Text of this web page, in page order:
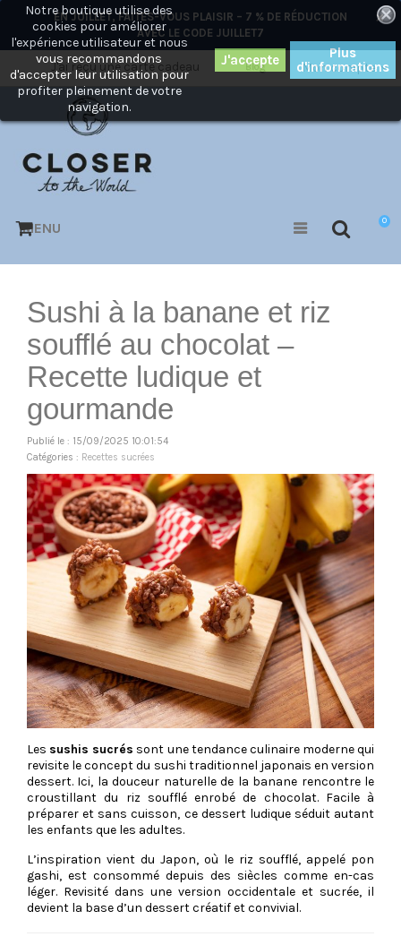
EN JUILLET, FAITES-VOUS PLAISIR – 7 % DE RÉDUCTION
AVEC LE CODE JUILLET7
×
Mon compte
Blog
J'ai reçu une carte cadeau
0
MENU
Notre boutique utilise des
cookies pour améliorer
l'expérience utilisateur et nous
vous recommandons
d'accepter leur utilisation pour
profiter pleinement de votre
navigation.
Plus
d'informations
Sushi à la banane et riz
soufflé au chocolat –
Recette ludique et
gourmande
Publié le : 15/09/2025 10:01:54
Catégories : Recettes sucrées
Les sushis sucrés sont une tendance culinaire moderne qui
revisite le concept du sushi traditionnel japonais en version
dessert. Ici, la douceur naturelle de la banane rencontre le
croustillant du riz soufflé enrobé de chocolat. Facile à
préparer et sans cuisson, ce dessert ludique séduit autant
les enfants que les adultes.
L’inspiration vient du Japon, où le riz soufflé, appelé pon
gashi, est consommé depuis des siècles comme en-cas
léger. Revisité dans une version occidentale et sucrée, il
devient la base d’un dessert créatif et convivial.